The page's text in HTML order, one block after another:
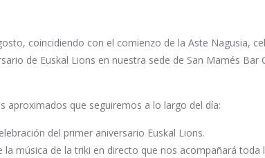
coincidiendo con el comienzo de la Aste Nagusia,
de Euskal Lions en nuestra sede de San Mamés Bar
aproximados que seguiremos a lo largo del día:
del primer aniversario Euskal Lions.
la música de la triki en directo que nos acompañará toda